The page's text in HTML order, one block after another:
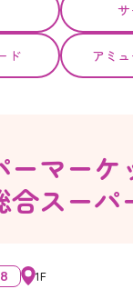
サ
ド アミ
ーマーケ
合スーパ
1F